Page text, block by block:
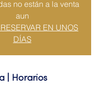
no están a la venta
aun
EN UNOS
DÍAS
| Horarios